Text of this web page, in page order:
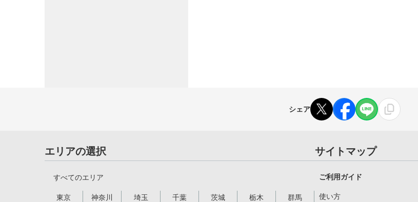
シェア
エリアの選択
すべてのエリア
東京 神奈川 埼玉 千葉 茨城 栃木
群馬
サイトマップ
ご利用ガイド
使い方